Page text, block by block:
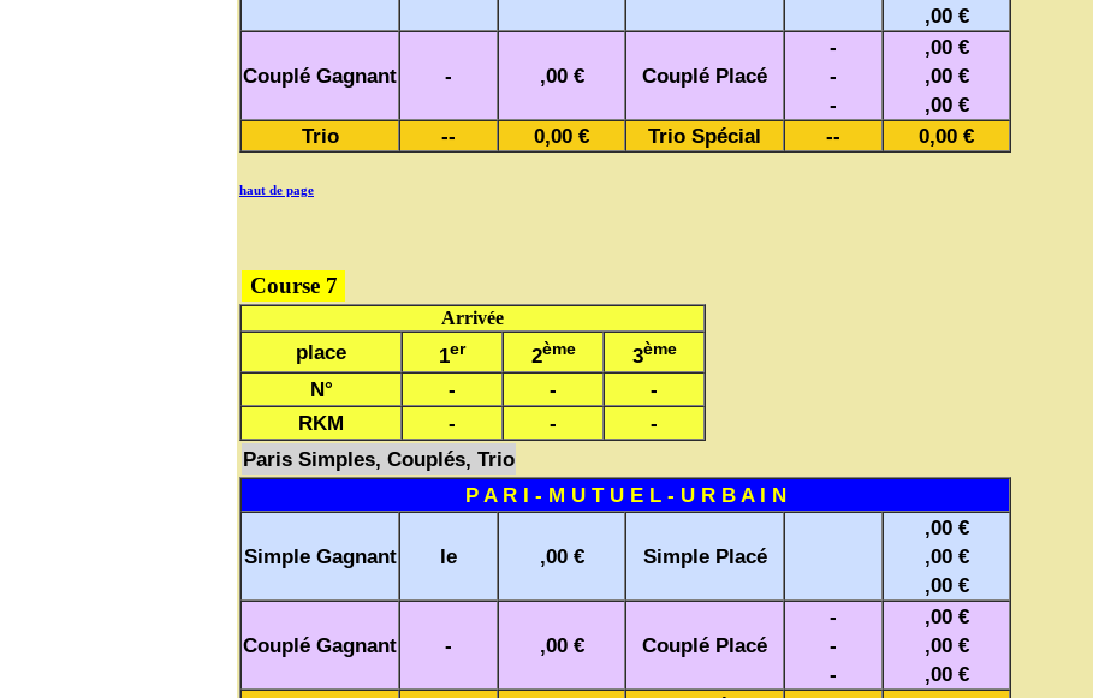
,00 €
Couplé Gagnant - ,00 € Couplé Placé
-
-
-
,00 €
,00 €
,00 €
Trio
-- 0,00 € Trio Spécial -- 0,00 €
haut de page
Course 7
Arrivée
place 1er 2ème 3ème
N° - -
-
RKM
- -
-
Paris Simples, Couplés, Trio
P A R I - M U T U E L - U R B A I N
Simple Gagnant le ,00 € Simple Placé
,00 €
,00 €
,00 €
Couplé Gagnant - ,00 € Couplé Placé
-
-
-
,00 €
,00 €
,00 €